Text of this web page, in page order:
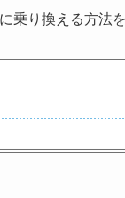
乗り換える方法